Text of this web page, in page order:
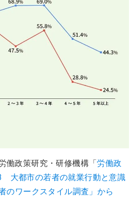
働政策研究・研修機構「労働政
大都市の若者の就業行動と意識
のワークスタイル調査」から